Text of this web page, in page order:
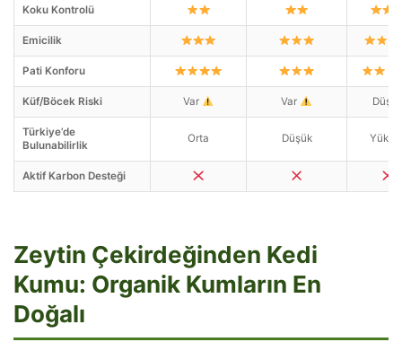
Koku Kontrolü
Emicilik
Pati Konforu
Küf/Böcek Riski Var Var Düşük
Türkiye’de
Bulunabilirlik
Orta Düşük
Aktif Karbon Desteği
Zeytin Çekirdeğinden Kedi
Kumu: Organik Kumların En
Doğalı